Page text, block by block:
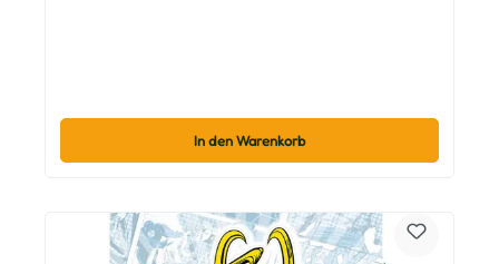
In den Warenkorb